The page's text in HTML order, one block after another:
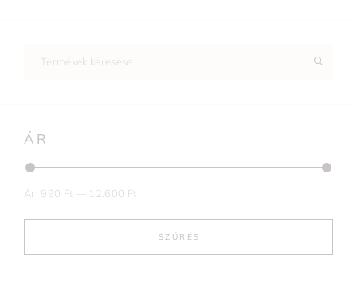
ÁR
SZŰRÉS
Ár: 990 Ft 12.600 Ft